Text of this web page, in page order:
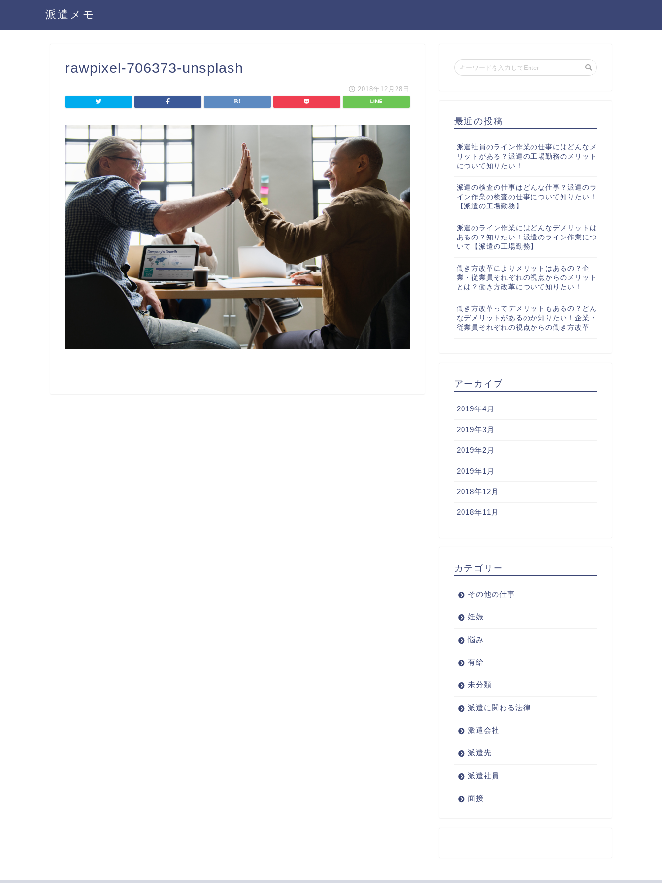
派遣メモ
rawpixel-706373-unsplash
2018年12月28日
最近の投稿
派遣社員のライン作業の仕事にはどんなメ
リットがある？派遣の工場勤務のメリット
について知りたい！
派遣の検査の仕事はどんな仕事？派遣のラ
イン作業の検査の仕事について知りたい！
【派遣の工場勤務】
派遣のライン作業にはどんなデメリットは
あるの？知りたい！派遣のライン作業につ
いて【派遣の工場勤務】
働き方改革によりメリットはあるの？企
業・従業員それぞれの視点からのメリット
とは？働き方改革について知りたい！
働き方改革ってデメリットもあるの？どん
なデメリットがあるのか知りたい！企業・
従業員それぞれの視点からの働き方改革
アーカイブ
2019年4月
2019年3月
2019年2月
2019年1月
2018年12月
2018年11月
カテゴリー
その他の仕事
妊娠
悩み
有給
未分類
派遣に関わる法律
派遣会社
派遣先
派遣社員
面接